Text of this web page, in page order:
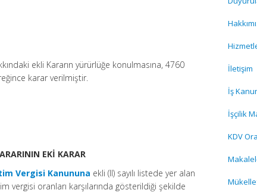
ekli Kararın yürürlüğe konulmasına, 4760
karar verilmiştir.
EKİ KARAR
Vergisi Kanununa ekli (II) sayılı listede yer alan
vergisi oranları karşılarında gösterildiği şekilde
İletişim
İş
İşçilik
KDV